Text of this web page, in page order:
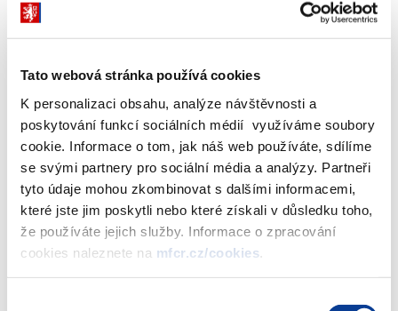
Tato webová stránka používá cookies
K personalizaci obsahu, analýze návštěvnosti a
poskytování funkcí sociálních médií využíváme soubory
cookie. Informace o tom, jak náš web používáte, sdílíme
se svými partnery pro sociální média a analýzy. Partneři
tyto údaje mohou zkombinovat s dalšími informacemi,
které jste jim poskytli nebo které získali v důsledku toho,
že používáte jejich služby. Informace o zpracování
cookies naleznete na mfcr.cz/cookies
Už jsem to uváděla v otevřeném dopise, který jsem zaslala všem
pomůcky zaplatil stát, přispěli jsme částkou 5,2 miliardy na
odměny zaměstnanců v sociálních službách, přičemž stát nemá
v podstatě žádná taková svá zařízení, přispěli jsme na odměny
záchranářů částkou 3,2 miliardy. Nejpodstatnější ale je, že jsme
připraveni podpořit dotační programy obcí. Už na konci dubna
obeslala ministryně pro místní rozvoj Klára Dostálová Svaz měst
a obcí, aby aktualizoval připravené projekty jednotlivých obcí,
které chceme masivně podpořit investičně, dotacemi, jež se
budou pohybovat ve výši kolem 10 miliard korun. Chceme, aby